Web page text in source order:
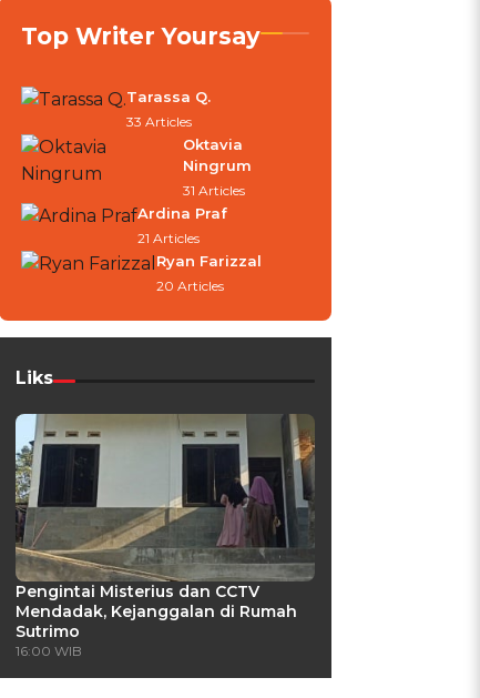
Top Writer Yoursay
Tarassa Q.
33 Articles
Oktavia
Ningrum
31 Articles
Ardina Praf
21 Articles
Ryan Farizzal
20 Articles
Liks
Pengintai Misterius dan CCTV
Mendadak, Kejanggalan di Rumah
Sutrimo
16:00 WIB